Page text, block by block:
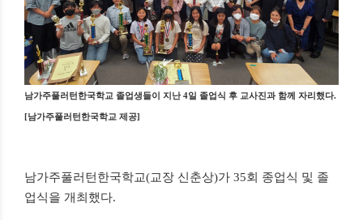
남가주풀러턴한국학교 졸업생들이 지난 4일 졸업식 후 교사진과 함께 자리했다.
[남가주풀러턴한국학교 제공]
남가주풀러턴한국학교(교장 신춘상)가 35회 종업식 및 졸
업식을 개최했다.